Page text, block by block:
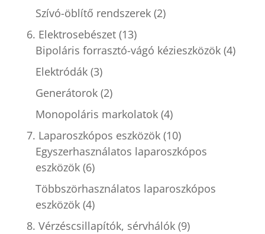
Szívó-öblítő rendszerek (2)
6. Elektrosebészet (13)
Bipoláris forrasztó-vágó kézieszközök (4)
Elektródák (3)
Generátorok (2)
Monopoláris markolatok (4)
7. Laparoszkópos eszközök (10)
Egyszerhasználatos laparoszkópos
eszközök (6)
Többszörhasználatos laparoszkópos
eszközök (4)
8. Vérzéscsillapítók, sérvhálók (9)